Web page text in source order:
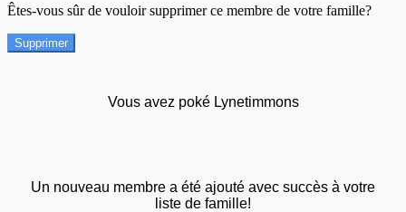
Êtes-vous sûr de vouloir supprimer ce membre de votre famille?
Supprimer
Vous avez poké Lynetimmons
Un nouveau membre a été ajouté avec succès à votre
liste de famille!